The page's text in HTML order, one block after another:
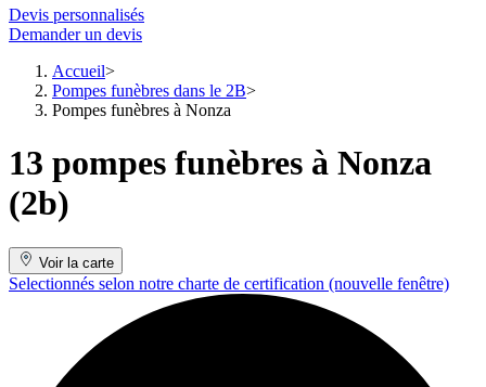
Devis personnalisés
Demander un devis
Accueil
Pompes funèbres dans le 2B
Pompes funèbres à Nonza
13 pompes funèbres à Nonza
(2b)
Voir la carte
Selectionnés selon notre charte de certification (nouvelle fenêtre)